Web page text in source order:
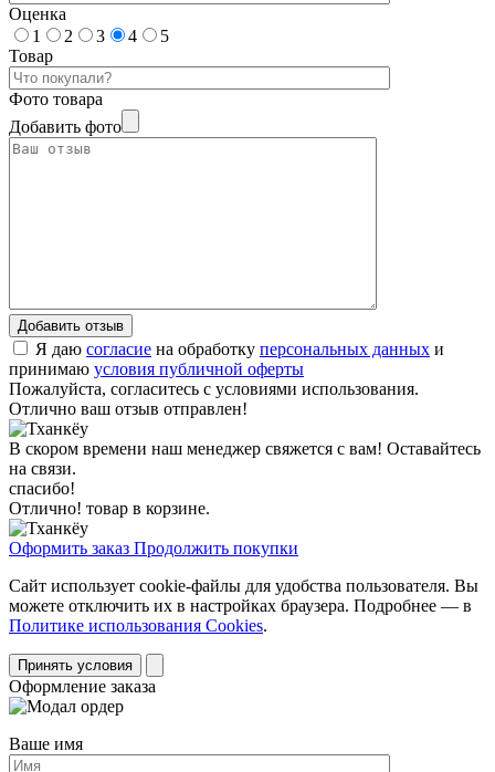
Оценка
1
2 3 4
5
Товар
Фото товара
Добавить фото
Я даю согласие на обработку персональных данных и
принимаю условия публичной оферты
Пожалуйста, согласитесь с условиями использования.
Отлично ваш отзыв отправлен!
В скором времени наш менеджер свяжется с вам! Оставайтесь
на связи.
спасибо!
Отлично! товар в корзине.
Оформить заказ Продолжить покупки
Сайт использует cookie-файлы для удобства пользователя. Вы
можете отключить их в настройках браузера. Подробнее — в
Политике использования Cookies.
Принять условия
Оформление заказа
Ваше имя